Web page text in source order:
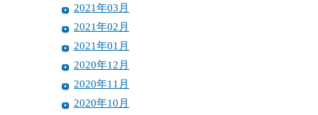
2021年03月
2021年02月
2021年01月
2020年12月
2020年11月
2020年10月